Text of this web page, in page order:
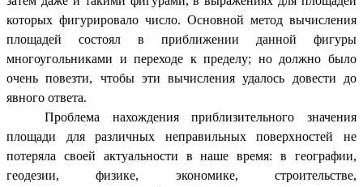
которых фигурировало число. Основной метод вычисления
площадей состоял в приближении данной фигуры
многоугольниками и переходе к пределу; но должно было
очень повезти, чтобы эти вычисления удалось довести до
явного ответа.
Проблема нахождения приблизительного значения
площади для различных неправильных поверхностей не
потеряла своей актуальности в наше время: в географии,
геодезии, физике, экономике, строительстве,